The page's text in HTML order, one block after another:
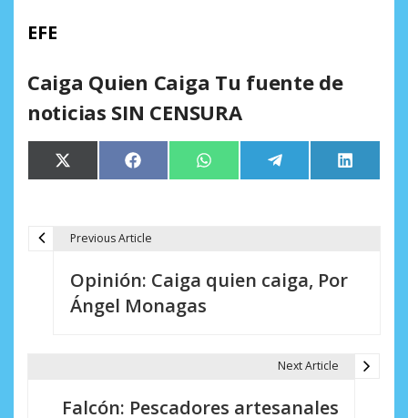
EFE
Caiga Quien Caiga Tu fuente de
noticias SIN CENSURA
Compartir
en
X
(Twitter)
Compartir
en
Facebook Compartir
en
WhatsApp Compartir
en
Telegram
en
LinkedIn
Previous Article
Opinión: Caiga quien caiga, Por
Ángel Monagas
Next Article
Falcón: Pescadores artesanales